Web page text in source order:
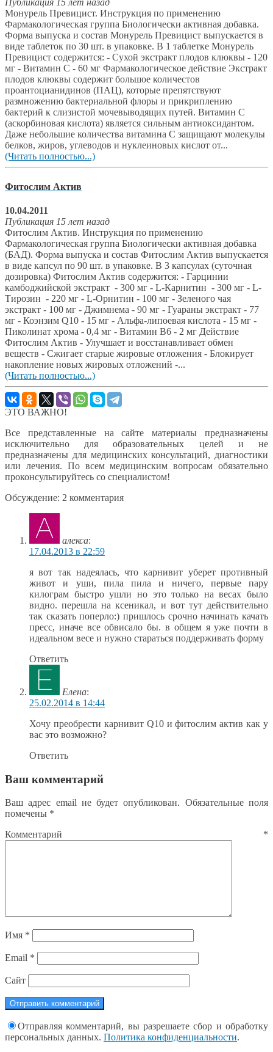
Публикация 15 лет назад
Монурель Превицист. Инструкция по применению
Фармакологическая группа Биологически активная добавка.
Форма выпуска и состав Монурель Превицист выпускается в
виде таблеток по 30 шт. в упаковке. В 1 таблетке Монурель
Превицист содержится: - Сухой экстракт плодов клюквы - 120
мг - Витамин С - 60 мг Фармакологическое действие Экстракт
плодов клюквы содержит большое количестов
проантоцианидинов (ПАЦ), которые препятствуют
размножению бактериальной флоры и прикриплению
бактерий к слизистой мочевыводящих путей. Витамин С
(аскорбиновая кислота) является сильным антиоксидантом.
Даже небольшие количества витамина С защищают молекулы
белков, жиров, углеводов и нуклеиновых кислот от...
(Читать полностью...)
Фитослим Актив
10.04.2011
Публикация 15 лет назад
Фитослим Актив. Инструкция по применению
Фармакологическая группа Биологически активная добавка
(БАД). Форма выпуска и состав Фитослим Актив выпускается
в виде капсул по 90 шт. в упаковке. В 3 капсулах (суточная
дозировка) Фитослим Актив содержится: - Гарцинии
камбоджийской экстракт - 300 мг - L-Карнитин - 300 мг - L-
Тирозин - 220 мг - L-Орнитин - 100 мг - Зеленого чая
экстракт - 100 мг - Джимнема - 90 мг - Гуараны экстракт - 77
мг - Коэнзим Q10 - 15 мг - Альфа-липоевая кислота - 15 мг -
Пиколинат хрома - 0,4 мг - Витамин В6 - 2 мг Действие
Фитослим Актив - Улучшает и восстанавливает обмен
веществ - Сжигает старые жировые отложения - Блокирует
накопление новых жировых отложений -...
(Читать полностью...)
ЭТО ВАЖНО!
Все представленные на сайте материалы предназначены
исключительно для образовательных целей и не
предназначены для медицинских консультаций, диагностики
или лечения. По всем медицинским вопросам обязательно
проконсультируйтесь со специалистом!
Обсуждение: 2 комментария
алекса:
17.04.2013 в 22:59
я вот так надеялась, что карнивит уберет противный
живот и уши, пила пила и ничего, первые пару
килограм быстро ушли но это только на весах было
видно. перешла на ксеникал, и вот тут действительно
так сказать поперло:) пришлось срочно начинать качать
пресс, иначе все обвисало бы. в общем я уже почти в
идеальном весе и нужно стараться поддерживать форму
Ответить
Елена:
25.02.2014 в 14:44
Хочу преобрести карнивит Q10 и фитослим актив как у
вас это возможно?
Ответить
Ваш комментарий
Ваш адрес email не будет опубликован. Обязательные поля
помечены *
Комментарий *
Имя *
Email *
Сайт
Отправляя комментарий, вы разрешаете сбор и обработку
персональных данных. Политика конфиденциальности.